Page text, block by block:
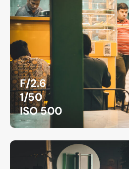
F/2.6
1/50
ISO 500